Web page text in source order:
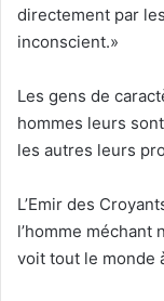
directement par
inconscient.»
Les gens de
hommes leurs
les autres leurs
L’Emir des
l’homme méchant
voit tout le monde